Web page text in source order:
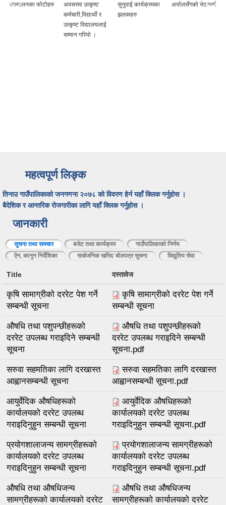
सञ्चालनका फोटोहरु
अवसरमा उत्कृष्ट
कर्मचारी,विद्यार्थी र
उत्कृष्ट विद्यालयलाई
सम्मान गरियो ।
सुनुवाई कार्यक्रमका
झलकहरु
अर्यालसँगको भेटवार्ता
महत्वपूर्ण लिङ्क
तिनाउ गाउँपालिकाको जनगणना २०७८ को विवरण हेर्न यहाँ क्लिक गर्नुहोस ।
बैदेशिक र आन्तरिक रोजगारीका लागि यहाँ क्लिक गर्नुहोस ।
जानकारी
सुचना तथा समचार(active tab)बजेट तथा कार्यक्रम
गाउँपालिकाको निर्णय
ऐन, कानुन निर्देशिका
सार्बजनिक खरिद/ बाेलपत्र सुचना विद्युतिय सेवा
Title दस्तावेज
कृषि सामाग्रीको दररेट पेश गर्ने
सम्बन्धी सूचना
कृषि सामाग्रीको दररेट पेश गर्ने
सम्बन्धी सूचना
औषधि तथा पशुपन्छीहरूको
दररेट उपलब्ध गराइदिने सम्बन्धी
सूचना
औषधि तथा पशुपन्छीहरूको
दररेट उपलब्ध गराइदिने सम्बन्धी
सूचना.pdf
सरुवा सहमतिका लागि दरखास्त
आह्वानसम्बन्धी सूचना
सरुवा सहमतिका लागि दरखास्त
आह्वानसम्बन्धी सूचना.pdf
आयुर्वेदिक औषधिहरूको
कार्यालयको दररेट उपलब्ध
गराइदिनुहुन सम्बन्धी सूचना
आयुर्वेदिक औषधिहरूको
कार्यालयको दररेट उपलब्ध
गराइदिनुहुन सम्बन्धी सूचना.pdf
प्रयोगशालाजन्य सामग्रीहरूको
कार्यालयको दररेट उपलब्ध
गराइदिनुहुन सम्बन्धी सूचना
प्रयोगशालाजन्य सामग्रीहरूको
कार्यालयको दररेट उपलब्ध
गराइदिनुहुन सम्बन्धी सूचना.pdf
औषधि तथा औषधिजन्य
सामग्रीहरूको कार्यालयको दररेट
औषधि तथा औषधिजन्य
सामग्रीहरूको कार्यालयको दररेट